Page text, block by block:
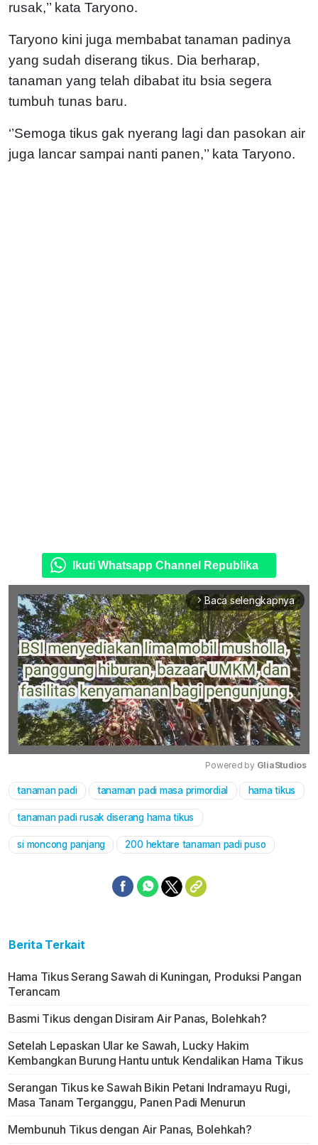
rusak,’’ kata Taryono.
Taryono kini juga membabat tanaman padinya
yang sudah diserang tikus. Dia berharap,
tanaman yang telah dibabat itu bsia segera
tumbuh tunas baru.
‘’Semoga tikus gak nyerang lagi dan pasokan air
juga lancar sampai nanti panen,’’ kata Taryono.
Ikuti Whatsapp Channel Republika
arrow_forward_ios Baca selengkapnya
Mute
Powered by GliaStudios
tanaman padi tanaman padi masa primordial hama tikus
tanaman padi rusak diserang hama tikus
si moncong panjang 200 hektare tanaman padi puso
Berita Terkait
Hama Tikus Serang Sawah di Kuningan, Produksi Pangan
Terancam
Basmi Tikus dengan Disiram Air Panas, Bolehkah?
Setelah Lepaskan Ular ke Sawah, Lucky Hakim
Kembangkan Burung Hantu untuk Kendalikan Hama Tikus
Serangan Tikus ke Sawah Bikin Petani Indramayu Rugi,
Masa Tanam Terganggu, Panen Padi Menurun
Membunuh Tikus dengan Air Panas, Bolehkah?